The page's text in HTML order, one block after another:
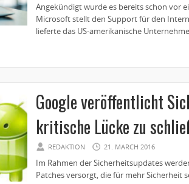
Angekündigt wurde es bereits schon vor
Microsoft stellt den Support für den
lieferte das US-amerikanische
Google veröffentlicht
kritische Lücke zu
REDAKTION 21. MARCH 2016
Im Rahmen der Sicherheitsupdates
Patches versorgt, die für mehr Sicherheit